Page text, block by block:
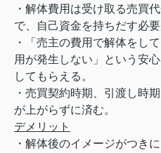
・解体費用は受け取る売買
で、自己資金を持ちだす必要
・「売主の費用で解体をし
用が発生しない」という安
してもらえる。
・売買契約時期、引渡し時
が上がらずに済む。
デメリット
・解体後のイメージがつき